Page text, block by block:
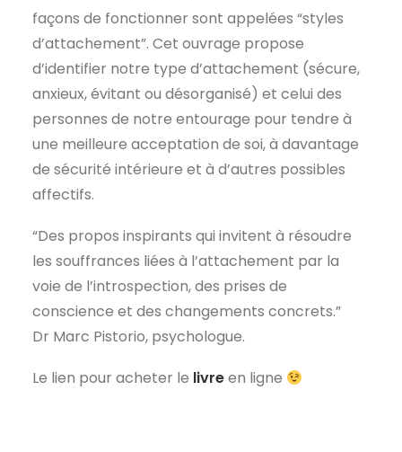
façons de fonctionner sont appelées “styles
d’attachement”. Cet ouvrage propose
d’identifier notre type d’attachement (sécure,
anxieux, évitant ou désorganisé) et celui des
personnes de notre entourage pour tendre à
une meilleure acceptation de soi, à davantage
de sécurité intérieure et à d’autres possibles
affectifs.
“Des propos inspirants qui invitent à résoudre
les souffrances liées à l’attachement par la
voie de l’introspection, des prises de
conscience et des changements concrets.”
Dr Marc Pistorio, psychologue.
Le lien pour acheter le livreen ligne